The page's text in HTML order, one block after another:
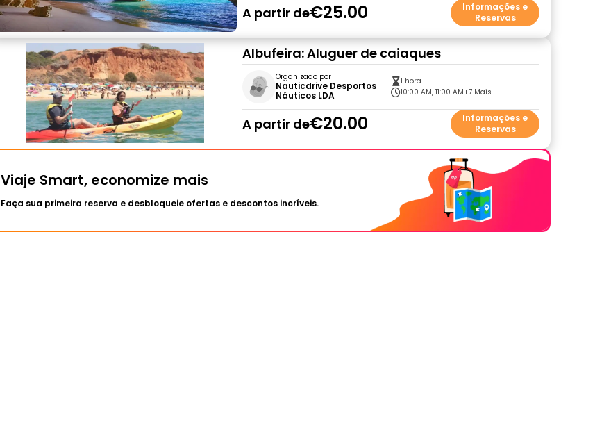
A partir de€25.00
Informações e
Reservas
Albufeira: Aluguer de caiaques
Organizado por
Nauticdrive Desportos
Náuticos LDA
1 hora
10:00 AM, 11:00 AM+7 Mais
A partir de€20.00
Informações e
Reservas
Viaje Smart, economize mais
Faça sua primeira reserva e desbloqueie ofertas e descontos incríveis.